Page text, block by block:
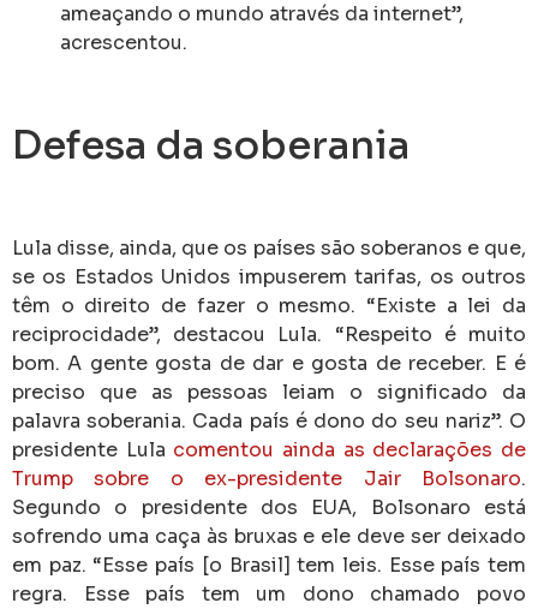
ameaçando o mundo através da internet”,
acrescentou.
Defesa da soberania
Lula disse, ainda, que os países são soberanos e que,
se os Estados Unidos impuserem tarifas, os outros
têm o direito de fazer o mesmo. “Existe a lei da
reciprocidade”, destacou Lula. “Respeito é muito
bom. A gente gosta de dar e gosta de receber. E é
preciso que as pessoas leiam o significado da
palavra soberania. Cada país é dono do seu nariz”. O
presidente Lula comentou ainda as declarações de
Trump sobre o ex-presidente Jair Bolsonaro.
Segundo o presidente dos EUA, Bolsonaro está
sofrendo uma caça às bruxas e ele deve ser deixado
em paz. “Esse país [o Brasil] tem leis. Esse país tem
regra. Esse país tem um dono chamado povo